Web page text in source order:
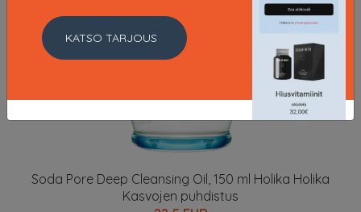
Soda Pore Deep Cleansing Oil, 150 ml Holika Holika
Kasvojen puhdistus
KATSO TARJOUS